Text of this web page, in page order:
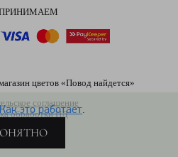
Как это работает.
цветов «Повод найдется»
соглашение
обработки ПД